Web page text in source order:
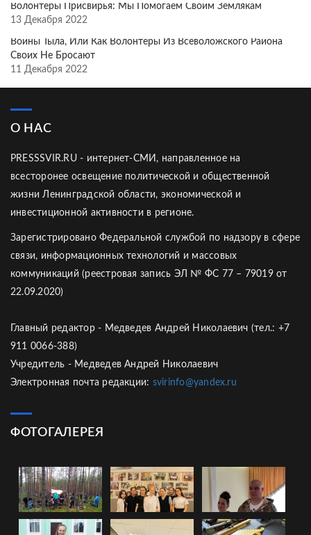
Волонтёры Присвирья: Мы Помогаем Своим Землякам
13 Декабря 2022
Воины Тыла, Или Как Волонтёры Из Всеволожского Района
Своих Не Бросают
11 Декабря 2022
О НАС
PRESSSVIR.RU - интернет-СМИ, направленное на
всесторонее освещение политической и общественной
жизни Ленинградской области, экономической и
инвестиционной активности в регионе.
Зарегистрировано Федеральной службой по надзору в сфере
связи, информационных технологий и массовых
коммуникаций (реестровая запись ЭЛ № ФС 77 – 79019 от
22.09.2020)
Главный редактор - Медведев Андрей Николаевич (тел.: +7
911 0066-388)
Учредитель - Медведев Андрей Николаевич
Электронная почта редакции: svirinfo@yandex.ru
ФОТОГАЛЕРЕЯ